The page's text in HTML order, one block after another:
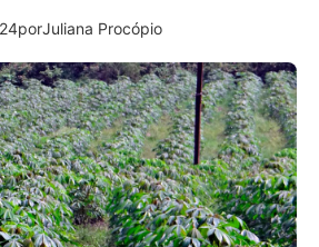
porJuliana Procópio